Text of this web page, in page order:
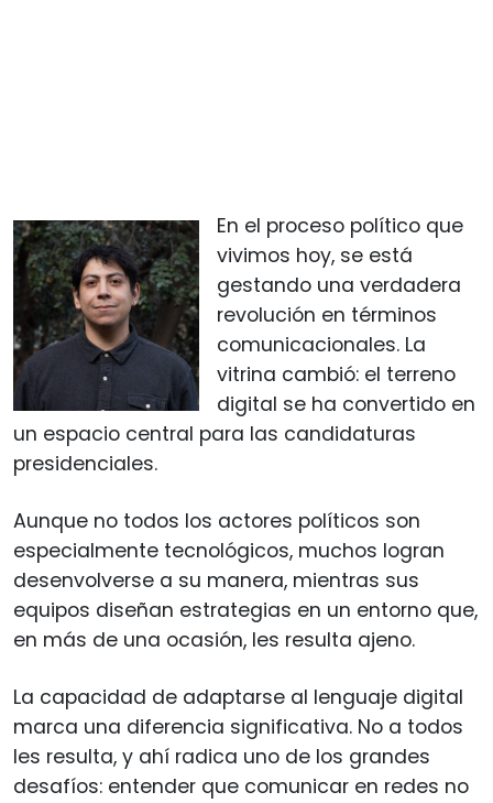
En el proceso político que
vivimos hoy, se está
gestando una verdadera
revolución en términos
comunicacionales. La
vitrina cambió: el terreno
digital se ha convertido en
un espacio central para las candidaturas
presidenciales.
Aunque no todos los actores políticos son
especialmente tecnológicos, muchos logran
desenvolverse a su manera, mientras sus
equipos diseñan estrategias en un entorno que,
en más de una ocasión, les resulta ajeno.
La capacidad de adaptarse al lenguaje digital
marca una diferencia significativa. No a todos
les resulta, y ahí radica uno de los grandes
desafíos: entender que comunicar en redes no